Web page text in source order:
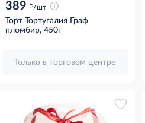
389 д/шт
Торт Тортугалия Граф
пломбир, 450г
Только в торговом центре